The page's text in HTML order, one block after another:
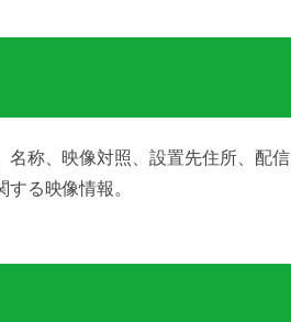
称、映像対照、設置先住所、配信
る映像情報。